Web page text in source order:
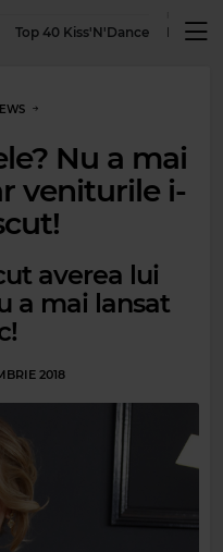
Top 40 Kiss'N'Dance
Nu a mai
veniturile i-
averea lui
a mai lansat
2018